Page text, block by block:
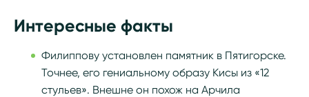
Интересные факты
Филиппову установлен памятник в Пятигорске.
Точнее, его гениальному образу Кисы из «12
стульев». Внешне он похож на Арчила